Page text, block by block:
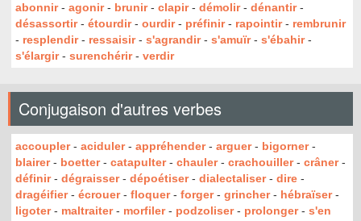
abonnir- agonir- brunir- clapir- démolir- dénantir-
désassortir- étourdir- ourdir- préfinir- rapointir- rembrunir
- resplendir- ressaisir- s'agrandir- s'amuïr- s'ébahir-
s'élargir- surenchérir- verdir
Conjugaison d'autres verbes
accoupler- aciduler- appréhender- arguer- bigorner-
blairer- boetter- catapulter- chauler- crachouiller- crâner-
définir- dégraisser- dépoétiser- dialectaliser- dire -
dragéifier- écrouer- floquer- forger- grincher- hébraïser-
ligoter- maltraiter- morfiler- podzoliser- prolonger- s'en